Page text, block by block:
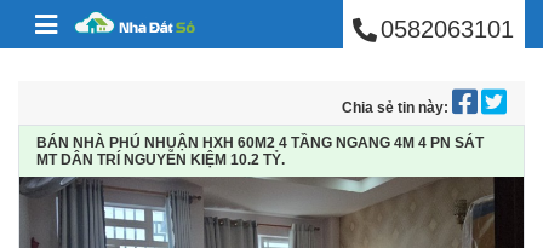
Skip to content BÁN NHÀ PHÚ0582063101
Chia sẻ tin này:
BÁN NHÀ PHÚ NHUẬN HXH 60M2 4 TẦNG NGANG 4M 4 PN SÁT
MT DÂN TRÍ NGUYỄN KIỆM 10.2 TỶ.